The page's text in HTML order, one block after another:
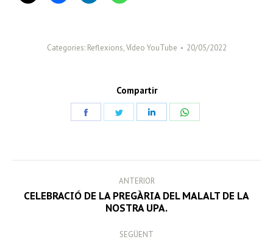
Categories: Reflexions,Vídeo YouTube 20/05/2022
Compartir
NAVIGATION
ANTERIOR
Previous
post:
CELEBRACIÓ DE LA PREGÀRIA DEL MALALT DE LA
NOSTRA UPA.
SEGÜENT